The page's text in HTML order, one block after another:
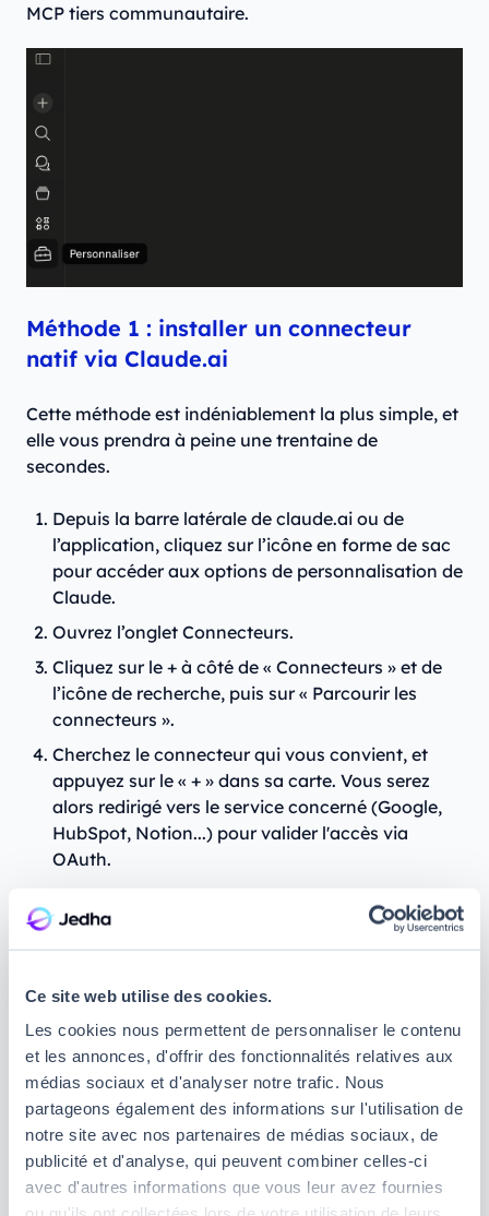
Ce site web utilise des cookies.
Les cookies nous permettent de personnaliser le contenu
et les annonces, d'offrir des fonctionnalités relatives aux
médias sociaux et d'analyser notre trafic. Nous
partageons également des informations sur l'utilisation de
notre site avec nos partenaires de médias sociaux, de
publicité et d'analyse, qui peuvent combiner celles-ci
avec d'autres informations que vous leur avez fournies
MCP tiers communautaire.
Méthode 1 : installer un connecteur
natif via Claude.ai
Cette méthode est indéniablement la plus simple, et
elle vous prendra à peine une trentaine de
secondes.
Depuis la barre latérale de claude.ai ou de
l’application, cliquez sur l’icône en forme de sac
pour accéder aux options de personnalisation de
Claude.
Ouvrez l’onglet Connecteurs.
Cliquez sur le + à côté de « Connecteurs » et de
l’icône de recherche, puis sur « Parcourir les
connecteurs ».
Cherchez le connecteur qui vous convient, et
appuyez sur le « + » dans sa carte. Vous serez
alors redirigé vers le service concerné (Google,
HubSpot, Notion...) pour valider l'accès via
OAuth.
Cette méthode fonctionne sur Claude.ai en version
web, sur Claude Desktop, et sur l'application mobile